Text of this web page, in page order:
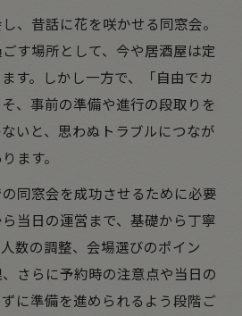
、昔話に花を咲かせる同窓会。
す場所として、今や居酒屋は定
す。しかし一方で、「自由でカ
、事前の準備や進行の段取りを
いと、思わぬトラブルにつなが
ます。
同窓会を成功させるために必要
当日の運営まで、基礎から丁寧
数の調整、会場選びのポイン
さらに予約時の注意点や当日の
に準備を進められるよう段階ご